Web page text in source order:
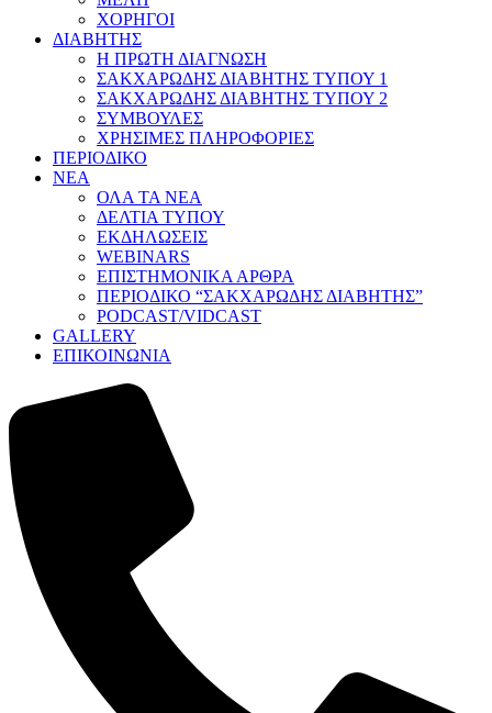
ΧΟΡΗΓΟΙ
ΔΙΑΒΗΤΗΣ
Η ΠΡΩΤΗ ΔΙΑΓΝΩΣΗ
ΣΑΚΧΑΡΩΔΗΣ ΔΙΑΒΗΤΗΣ ΤΥΠΟΥ 1
ΣΑΚΧΑΡΩΔΗΣ ΔΙΑΒΗΤΗΣ ΤΥΠΟΥ 2
ΣΥΜΒΟΥΛΕΣ
ΧΡΗΣΙΜΕΣ ΠΛΗΡΟΦΟΡΙΕΣ
ΠΕΡΙΟΔΙΚΟ
ΝΕΑ
ΟΛΑ ΤΑ ΝΕΑ
ΔΕΛΤΙΑ ΤΥΠΟΥ
ΕΚΔΗΛΩΣΕΙΣ
WEBINARS
ΕΠΙΣΤΗΜΟΝΙΚΑ ΑΡΘΡΑ
ΠΕΡΙΟΔΙΚΟ “ΣΑΚΧΑΡΩΔΗΣ ΔΙΑΒΗΤΗΣ”
PODCAST/VIDCAST
GALLERY
ΕΠΙΚΟΙΝΩΝΙΑ